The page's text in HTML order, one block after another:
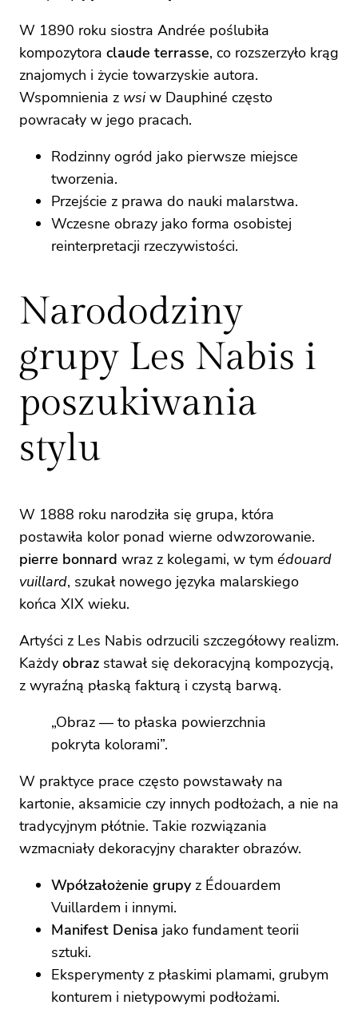
W 1890 roku siostra Andrée poślubiła
kompozytora claude terrasse, co rozszerzyło krąg
znajomych i życie towarzyskie autora.
Wspomnienia z wsiw Dauphiné często
powracały w jego pracach.
Rodzinny ogród jako pierwsze miejsce
tworzenia.
Przejście z prawa do nauki malarstwa.
Wczesne obrazy jako forma osobistej
reinterpretacji rzeczywistości.
Narododziny
grupy Les Nabis i
poszukiwania
stylu
W 1888 roku narodziła się grupa, która
postawiła kolor ponad wierne odwzorowanie.
pierre bonnard wraz z kolegami, w tym édouard
vuillard, szukał nowego języka malarskiego
końca XIX wieku.
Artyści z Les Nabis odrzucili szczegółowy realizm.
Każdy obraz stawał się dekoracyjną kompozycją,
z wyraźną płaską fakturą i czystą barwą.
„Obraz — to płaska powierzchnia
pokryta kolorami”.
W praktyce prace często powstawały na
kartonie, aksamicie czy innych podłożach, a nie na
tradycyjnym płótnie. Takie rozwiązania
wzmacniały dekoracyjny charakter obrazów.
Wpółzałożenie grupyz Édouardem
Vuillardem i innymi.
Manifest Denisa jako fundament teorii
sztuki.
Eksperymenty z płaskimi plamami, grubym
konturem i nietypowymi podłożami.